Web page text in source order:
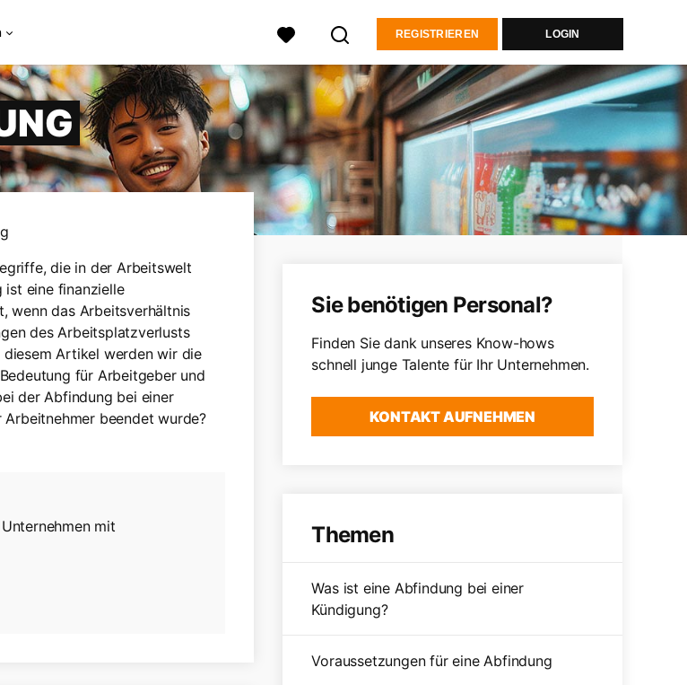
REGISTRIEREN LOGIN
die in der Arbeitswelt
ist eine finanzielle
wenn das Arbeitsverhältnis
des Arbeitsplatzverlusts
Artikel werden wir die
für Arbeitgeber und
der Abfindung bei einer
beendet wurde?
mit
Sie benötigen Personal?
Finden Sie dank unseres Know-hows
schnell junge Talente für Ihr Unternehmen.
KONTAKT AUFNEHMEN
Themen
Was ist eine Abfindung bei einer
Kündigung?
Voraussetzungen für eine Abfindung